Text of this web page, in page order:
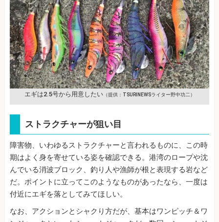
エギは2.5号から用意したい（提供：TSURINEWSライター野中功二）
ストラクチャーが狙い目
障害物、いわゆるストラクチャーと言われるものに、この時
期はよく身を寄せている姿を確認できる。港湾のロープや沈
んでいる消波ブロック、釣り人や漁師が根と表現する岩など
だ。ポイントに立ってこのようなものがあったなら、一度は
付近にエギを落としてみてほしい。
なお、アクションとシャクり方だが、基本はワンピッチ＆ワ